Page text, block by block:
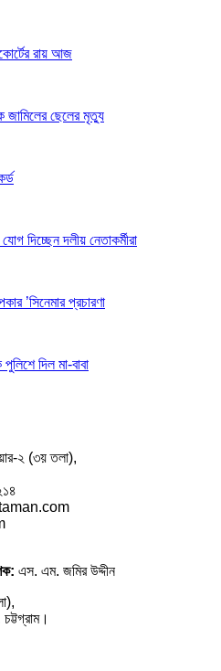
রায় আজ
জামিলের ছেলের মৃত্যু
দিচ্ছেন দলীয় নেতাকর্মীরা
’সিনেমার প্রচারণা
দিল মা-বাবা
২ (৩য় তলা),
এস. এম. জমির উদ্দীন